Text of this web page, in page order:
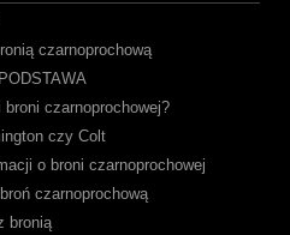
czarnoprochową
czarnoprochowej?
czy Colt
o broni czarnoprochowej
czarnoprochową
bronią